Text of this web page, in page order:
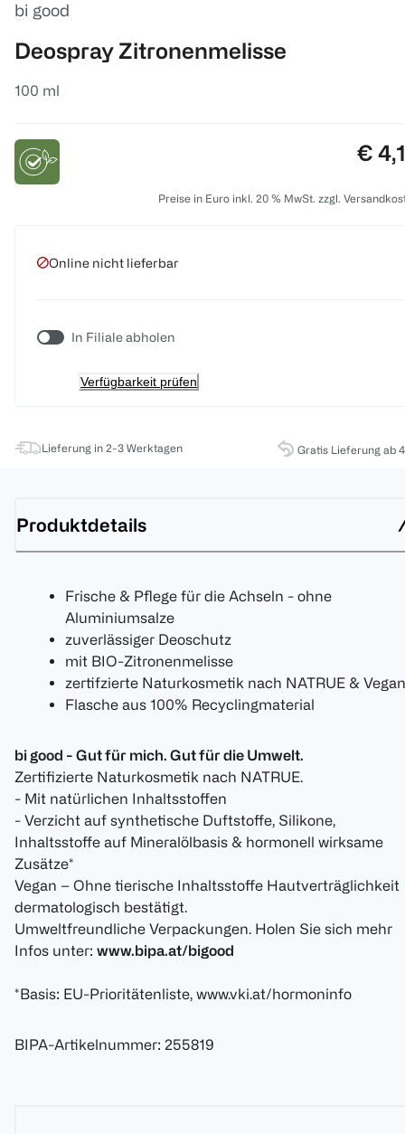
bi good
Deospray Zitronenmelisse
100 ml
€
Preise in Euro inkl. 20 % MwSt. zzgl.
Online nicht lieferbar
In Filiale abholen
Verfügbarkeit prüfen
Lieferung in 2-3 Werktagen Gratis Lieferung ab
Produktdetails
Frische & Pflege für die Achseln - ohne
Aluminiumsalze
zuverlässiger Deoschutz
mit BIO-Zitronenmelisse
zertifzierte Naturkosmetik nach NATRUE & Vegan
Flasche aus 100% Recyclingmaterial
bi good - Gut für mich. Gut für die Umwelt.
Zertifizierte Naturkosmetik nach NATRUE.
- Mit natürlichen Inhaltsstoffen
- Verzicht auf synthetische Duftstoffe, Silikone,
Inhaltsstoffe auf Mineralölbasis & hormonell wirksame
Zusätze*
Vegan – Ohne tierische Inhaltsstoffe Hautverträglichkeit
dermatologisch bestätigt.
Umweltfreundliche Verpackungen. Holen Sie sich mehr
Infos unter: www.bipa.at/bigood
*Basis: EU-Prioritätenliste, www.vki.at/hormoninfo
BIPA-Artikelnummer: 255819